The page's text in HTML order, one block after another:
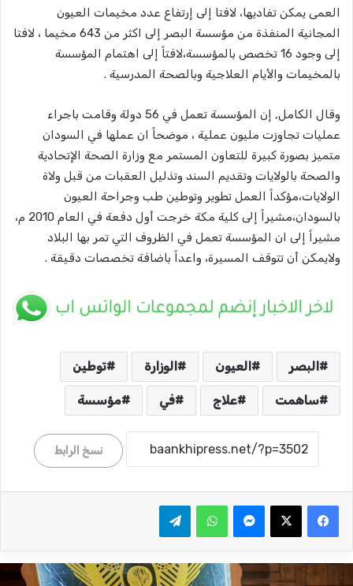
العمى يمكن تفاديها، لافتا إلى إرتفاع عدد مخيمات العيون
المجانية المنفذة من مؤسسة البصر إلى اكثر من 643 مخيما ، لافتا
إلى وجود 16 تخصص بالمؤسسة،لافتاً إلى اهتمام المؤسسة
بالمخيمات والأيام العلاجية وبالصحة المدرسية .
وقال الكامل, إن المؤسسة تعمل في 56 دولة وقامت باجراء
عمليات تجاوزت مليون عملية ، موضحاً ان عملها في السودان
متميز بصورة كبيرة للتعاون المستمر مع وزارة الصحة الإتحادية
والصحة بالولايات وتقديم السند وتذليل العقبات من قبل ولاة
الولايات،مؤكداً العمل تطوير وتوطين طب وجراحة العيون
بالسودان،مشيراً إلى كلية مكة خرجت أول دفعة في العام 2010 م،
مشيراً إلى ان المؤسسة تعمل في الظروف التي تمر بها البلاد
ولايمكن أن تتوقف المسيرة، واعداً باضافة تخصصات دقيقة .
البصر العيون الوزارة توطين
ساهمت علاج في مؤسسة
نسخ الرابط
واتساب